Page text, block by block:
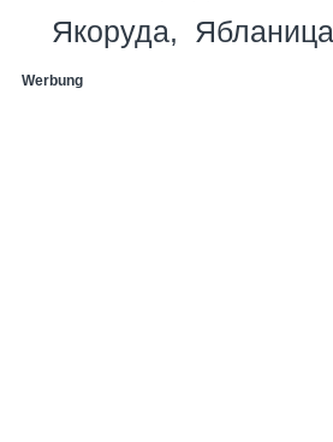
Якоруда
Ябланица
Werbung